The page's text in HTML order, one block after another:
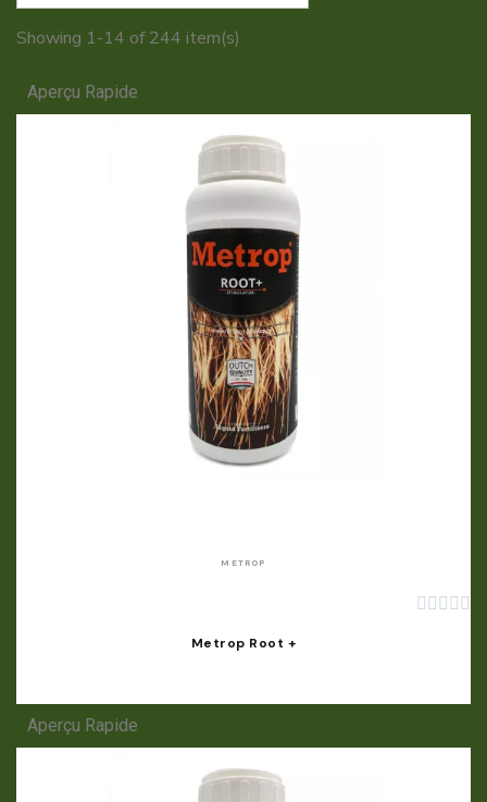
Showing 1-14 of 244 item(s)
Aperçu Rapide
METROP
    
Metrop Root +
Aperçu Rapide